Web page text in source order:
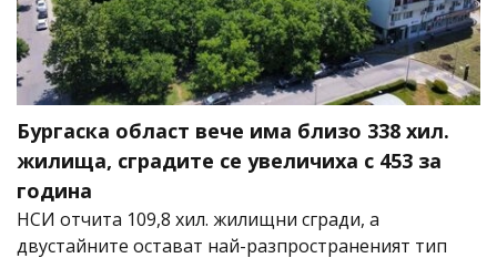
Бургаска област вече има близо 338 хил.
жилища, сградите се увеличиха с 453 за
година
НСИ отчита 109,8 хил. жилищни сгради, а
двустайните остават най-разпространеният тип